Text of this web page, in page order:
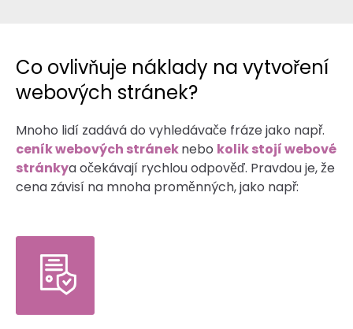
Co ovlivňuje náklady na vytvoření
webových stránek?
Mnoho lidí zadává do vyhledávače fráze jako např.
ceník webových stráneknebo kolik stojí webové
stránkya očekávají rychlou odpověď. Pravdou je, že
cena závisí na mnoha proměnných, jako např: